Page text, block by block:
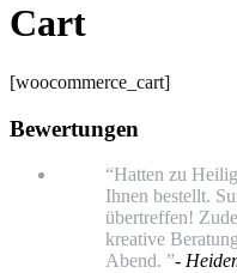
Cart
[woocommerce_cart]
Bewertungen
“Hatten zu
Ihnen bestellt.
übertreffen!
kreative
Abend. ”-